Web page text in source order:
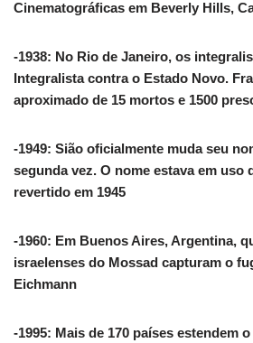
Cinematográficas em Beverly Hills,
-1938: No Rio de Janeiro, os
Integralista contra o Estado Novo.
aproximado de 15 mortos e 1500
-1949: Sião oficialmente muda seu
segunda vez. O nome estava em uso
revertido em 1945
-1960: Em Buenos Aires, Argentina,
israelenses do Mossad capturam o
Eichmann
-1995: Mais de 170 países estendem